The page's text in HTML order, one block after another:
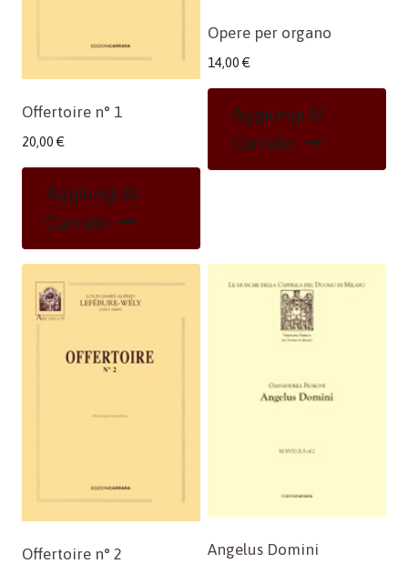
Offertoire n° 1
20,00 €
Aggiungi Al
Carrello
Opere per organo
14,00 €
Aggiungi Al
Carrello
Offertoire n° 2 Angelus Domini